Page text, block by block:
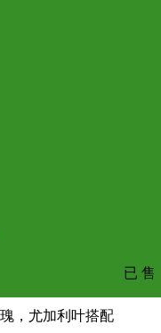
已 售
，尤加利叶搭配